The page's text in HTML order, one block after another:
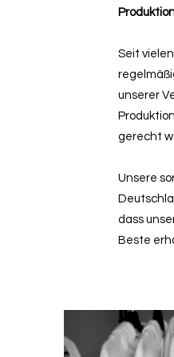
Seit
unserer
gerecht
Unsere
dass
Beste